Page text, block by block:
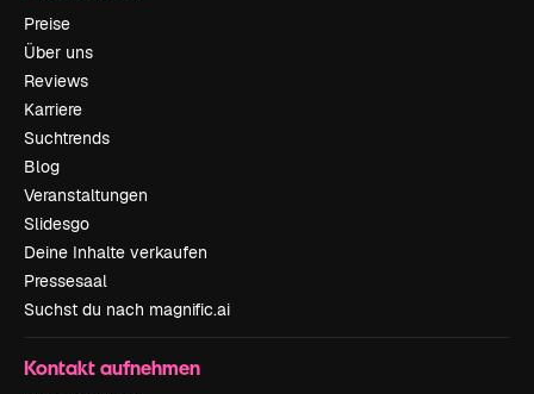
Preise
Über uns
Reviews
Karriere
Suchtrends
Blog
Veranstaltungen
Slidesgo
Deine Inhalte verkaufen
Pressesaal
Suchst du nach magnific.ai
Kontakt aufnehmen